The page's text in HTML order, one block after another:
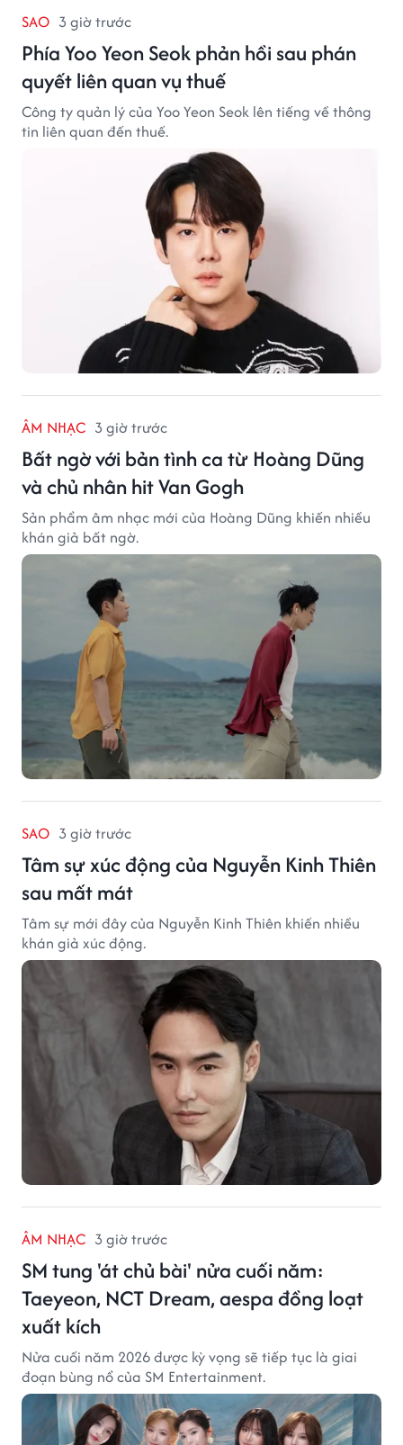
SAO 3 giờ trước
Phía Yoo Yeon Seok phản hồi sau phán
quyết liên quan vụ thuế
Công ty quản lý của Yoo Yeon Seok lên tiếng về thông
tin liên quan đến thuế.
ÂM NHẠC 3 giờ trước
Bất ngờ với bản tình ca từ Hoàng Dũng
và chủ nhân hit Van Gogh
Sản phẩm âm nhạc mới của Hoàng Dũng khiến nhiều
khán giả bất ngờ.
SAO 3 giờ trước
Tâm sự xúc động của Nguyễn Kinh Thiên
sau mất mát
Tâm sự mới đây của Nguyễn Kinh Thiên khiến nhiều
khán giả xúc động.
ÂM NHẠC 3 giờ trước
SM tung 'át chủ bài' nửa cuối năm:
Taeyeon, NCT Dream, aespa đồng loạt
xuất kích
Nửa cuối năm 2026 được kỳ vọng sẽ tiếp tục là giai
đoạn bùng nổ của SM Entertainment.